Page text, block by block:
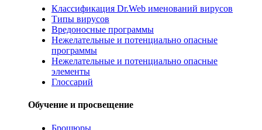
Классификация Dr.Web именований вирусов
Типы вирусов
Вредоносные программы
Нежелательные и потенциально опасные
программы
Нежелательные и потенциально опасные
элементы
Глоссарий
Обучение и просвещение
Брошюры